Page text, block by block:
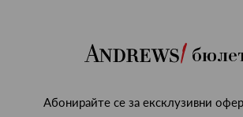
Абонирайте се за ексклузивни